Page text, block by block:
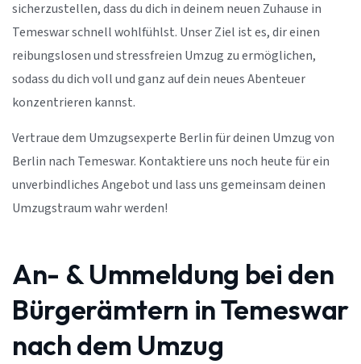
sicherzustellen, dass du dich in deinem neuen Zuhause in
Temeswar schnell wohlfühlst. Unser Ziel ist es, dir einen
reibungslosen und stressfreien Umzug zu ermöglichen,
sodass du dich voll und ganz auf dein neues Abenteuer
konzentrieren kannst.
Vertraue dem Umzugsexperte Berlin für deinen Umzug von
Berlin nach Temeswar. Kontaktiere uns noch heute für ein
unverbindliches Angebot und lass uns gemeinsam deinen
Umzugstraum wahr werden!
An- & Ummeldung bei den
Bürgerämtern in Temeswar
nach dem Umzug